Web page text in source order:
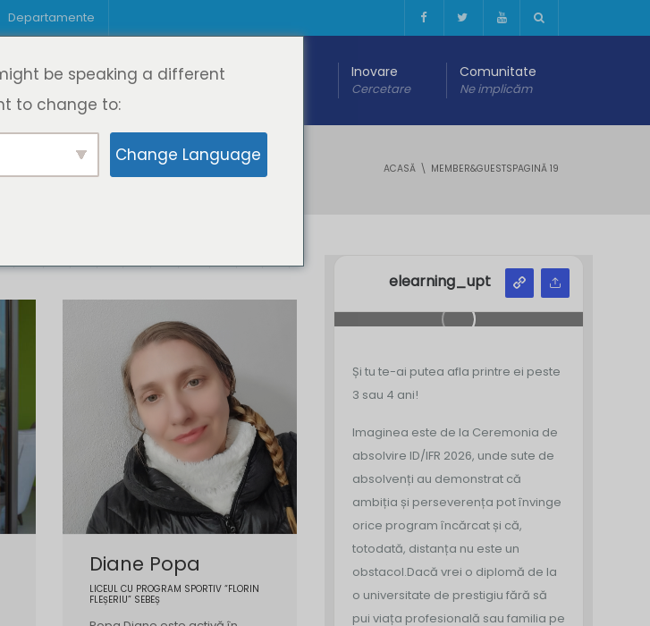
Departamente
Educație
Oferta de cursuri
Educație digitală Inovare
Cercetare
Comunitate
Ne implicăm
ACASĂ MEMBER&GUESTSPAGINĂ 19
Diane Popa
LICEUL CU PROGRAM SPORTIV “FLORIN
FLEȘERIU” SEBEȘ
elearning_upt
Și tu te-ai putea afla printre ei peste
3 sau 4 ani!
Imaginea este de la Ceremonia de
absolvire ID/IFR 2026, unde sute de
absolvenți au demonstrat că
ambiția și perseverența pot învinge
orice program încărcat și că,
totodată, distanța nu este un
obstacol.Dacă vrei o diplomă de la
o universitate de prestigiu fără să
pui viața profesională sau familia pe
be speaking a different
to change to:
Change Language